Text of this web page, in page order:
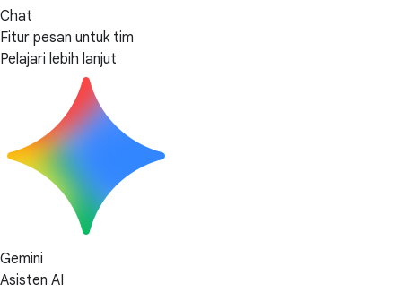
Chat
Fitur pesan untuk tim
Pelajari lebih lanjut
Gemini
Asisten AI